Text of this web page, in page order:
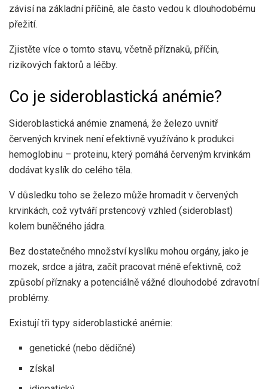
závisí na základní příčině, ale často vedou k dlouhodobému
přežití.
Zjistěte více o tomto stavu, včetně příznaků, příčin,
rizikových faktorů a léčby.
Co je sideroblastická anémie?
Sideroblastická anémie znamená, že železo uvnitř
červených krvinek není efektivně využíváno k produkci
hemoglobinu – proteinu, který pomáhá červeným krvinkám
dodávat kyslík do celého těla.
V důsledku toho se železo může hromadit v červených
krvinkách, což vytváří prstencový vzhled (sideroblast)
kolem buněčného jádra.
Bez dostatečného množství kyslíku mohou orgány, jako je
mozek, srdce a játra, začít pracovat méně efektivně, což
způsobí příznaky a potenciálně vážné dlouhodobé zdravotní
problémy.
Existují tři typy sideroblastické anémie:
genetické (nebo dědičné)
získal